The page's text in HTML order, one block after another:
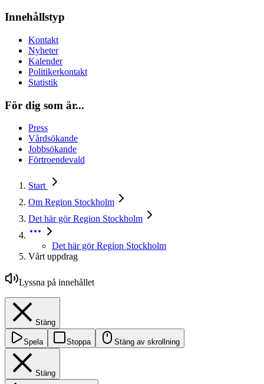
Innehållstyp
Kontakt
Nyheter
Kalender
Politikerkontakt
Statistik
För dig som är...
Press
Vårdsökande
Jobbsökande
Förtroendevald
Start
Om Region Stockholm
Det här gör Region Stockholm
Det här gör Region Stockholm
Vårt uppdrag
Lyssna på innehållet
Stäng
Spela Stoppa Stäng av skrollning
Stäng